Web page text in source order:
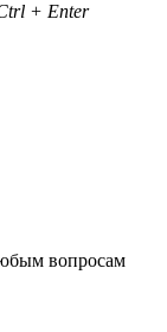
+ Enter
вопросам